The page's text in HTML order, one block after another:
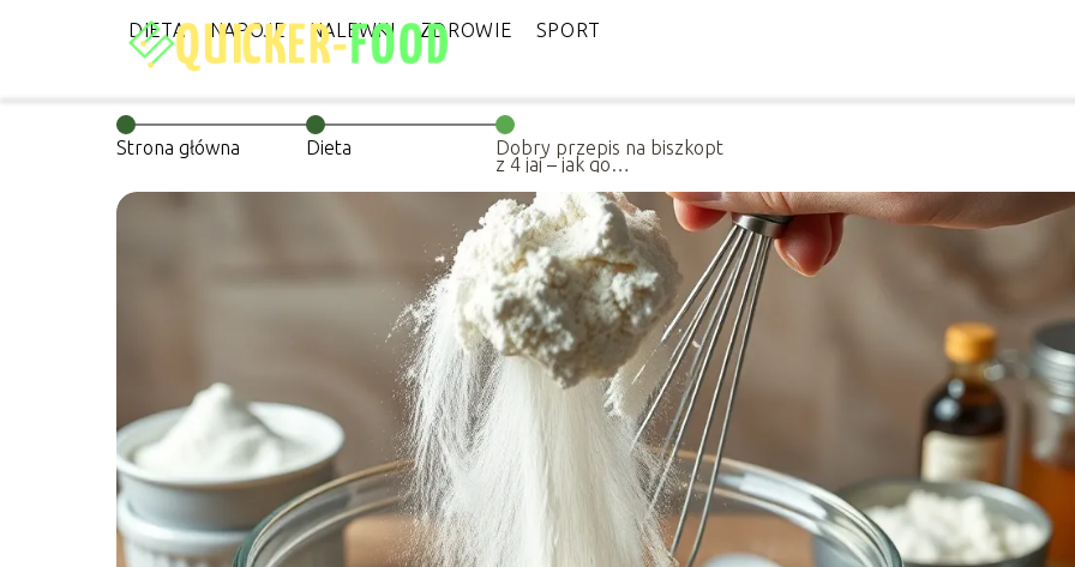
DIETA NAPOJE NALEWKI ZDROWIE SPORT
Strona główna Dieta Dobry przepis na biszkopt
z 4 jaj – jak go